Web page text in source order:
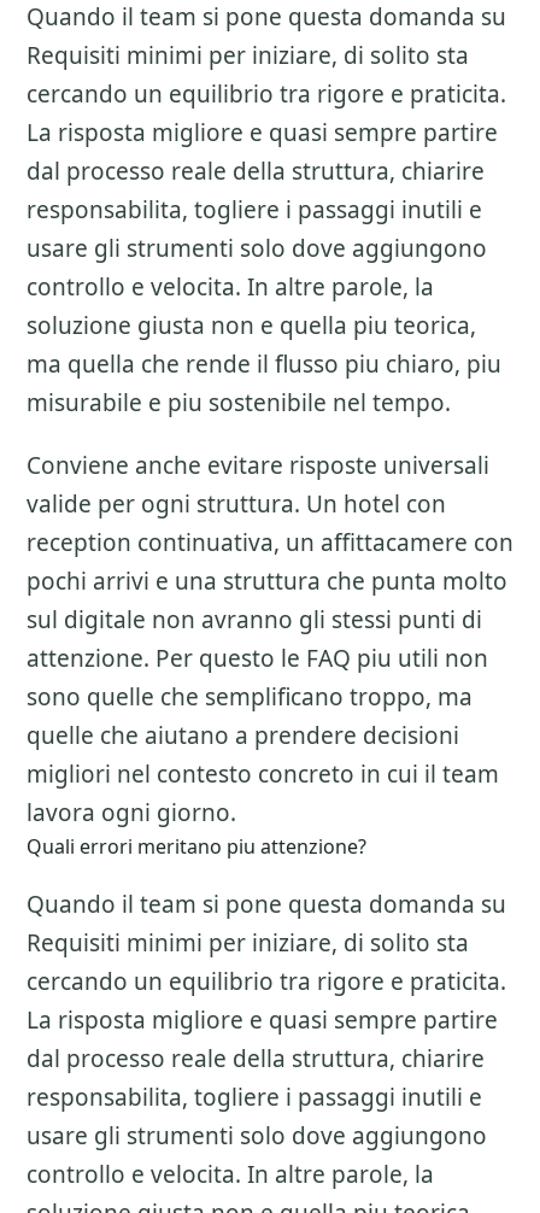
Quando il team si pone questa domanda su
Requisiti minimi per iniziare, di solito sta
cercando un equilibrio tra rigore e praticita.
La risposta migliore e quasi sempre partire
dal processo reale della struttura, chiarire
responsabilita, togliere i passaggi inutili e
usare gli strumenti solo dove aggiungono
controllo e velocita. In altre parole, la
soluzione giusta non e quella piu teorica,
ma quella che rende il flusso piu chiaro, piu
misurabile e piu sostenibile nel tempo.
Conviene anche evitare risposte universali
valide per ogni struttura. Un hotel con
reception continuativa, un affittacamere con
pochi arrivi e una struttura che punta molto
sul digitale non avranno gli stessi punti di
attenzione. Per questo le FAQ piu utili non
sono quelle che semplificano troppo, ma
quelle che aiutano a prendere decisioni
migliori nel contesto concreto in cui il team
lavora ogni giorno.
Quali errori meritano piu attenzione?
Quando il team si pone questa domanda su
Requisiti minimi per iniziare, di solito sta
cercando un equilibrio tra rigore e praticita.
La risposta migliore e quasi sempre partire
dal processo reale della struttura, chiarire
responsabilita, togliere i passaggi inutili e
usare gli strumenti solo dove aggiungono
controllo e velocita. In altre parole, la